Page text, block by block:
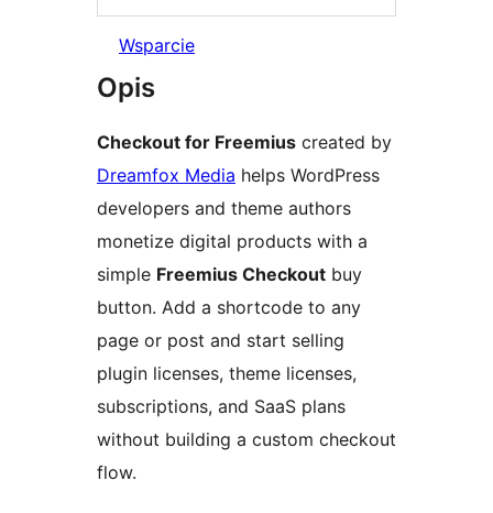
Wsparcie
Opis
Checkout for Freemius created by
Dreamfox Media helps WordPress
developers and theme authors
monetize digital products with a
simple Freemius Checkout buy
button. Add a shortcode to any
page or post and start selling
plugin licenses, theme licenses,
subscriptions, and SaaS plans
without building a custom checkout
flow.